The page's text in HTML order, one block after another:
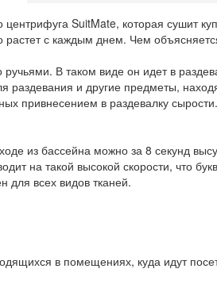
SuitMate, которая сушит
с каждым днем. Чем
В таком виде он идет в
раздевания и другие предметы,
привнесением в раздевалку
из бассейна можно за 8 секунд
на такой высокой скорости, что
для всех видов тканей.
в помещениях, куда идут